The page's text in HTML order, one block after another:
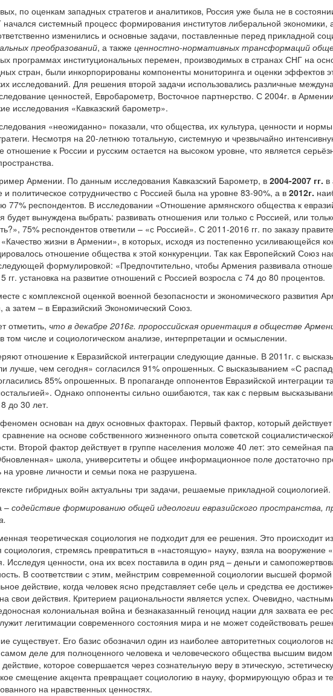
по оценкам западных стратегов и аналитиков, Россия уже была не в
системный процесс формирования институтов либеральной экономики,
изменились и основные задачи, поставленные перед прикладной
преобразований, а также ценностно-нормативных трансформаций
программах институциональных перемен, производимых в странах СНГ на
стран, были инкорпорированы компоненты мониторинга и оценки эффектов
исследований. Для решения второй задачи использовались различные
ценностей, Евробарометр, Восточное партнерство. С 2004г. в
исследования «Кавказский барометр».
«неожиданно» показали, что общества, их культура, ценности и
Несмотря на 20-летнюю тотальную, системную и чрезвычайно
отношение к России и русским остается на высоком уровне, что является
Армении. По данным исследования Кавказский Барометр, в 2004-2007 гг.
и политическое сотрудничество с Россией была на уровне 83-90%, а в 2012г.
77% респондентов. В исследовании «Отношение армянского общества к
будет вынуждена выбрать: развивать отношения или только с Россией, или
75% респондентов ответили – «с Россией». С 2011-2016 гг. по заказу
жизни в Армении», в которых, исходя из постепенно усиливающейся
отношение общества к этой конкуренции. Так как Европейский Союз
формулировкой: «Предпочтительно, чтобы Армения развивала
гг. установка на развитие отношений с Россией возросла с 74 до 80 процентов.
с комплексной оценкой военной безопасности и экономического развития
затем – в Евразийский Экономический Союз.
отметить, что в декабре 2016г. пророссийская ориентация в обществе
том числе и социологическом анализе, интерпретации и осмыслении.
отношение к Евразийской интеграции следующие данные. В 2011г. с
лучше, чем сегодня» согласился 91% опрошенных. С высказыванием «С
85% опрошенных. В пропаганде оппонентов Евразийской интеграции
Однако оппоненты сильно ошибаются, так как с первым
до 30 лет.
основан на двух основных факторах. Первый фактор, который
на основе собственного жизненного опыта советской
Второй фактор действует в группе населения моложе 40 лет: это семейная
школа, университеты и общее информационное поле достаточно
на уровне личности и семьи пока не разрушена.
гибридных войн актуальны три задачи, решаемые прикладной социологией.
– содействие формированию общей идеологии евразийского пространства,
теоретическая социология не подходит для ее решения. Это происходит
социология, стремясь превратиться в «настоящую» науку, взяла на вооружение
Исследуя ценности, она их всех поставила в один ряд – деньги и
В соответствии с этим, мейнстрим современной социологии высшей
действие, когда человек ясно представляет себе цель и средства ее
свои действия. Критерием рациональности является успех. Очевидно,
колониальная война и безнаказанный геноцид нации для захвата ее
легитимации современного состояния мира и не может содействовать
существует. Его базис обозначил один из наиболее авторитетных
самом деле для полноценного человека и человеческого общества высшим
которое совершается через сознательную веру в этическую,
смещение акцента превращает социологию в науку, формирующую образ и
на нравственных ценностях.